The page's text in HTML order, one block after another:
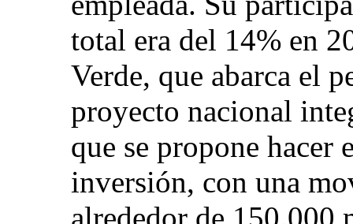
total era del 14% en
Verde, que abarca el
proyecto nacional
que se propone hacer
inversión, con una